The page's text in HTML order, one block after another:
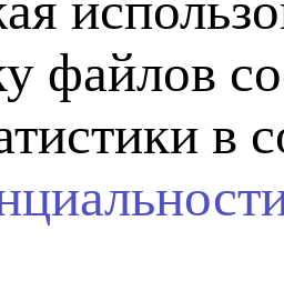
файлов
в